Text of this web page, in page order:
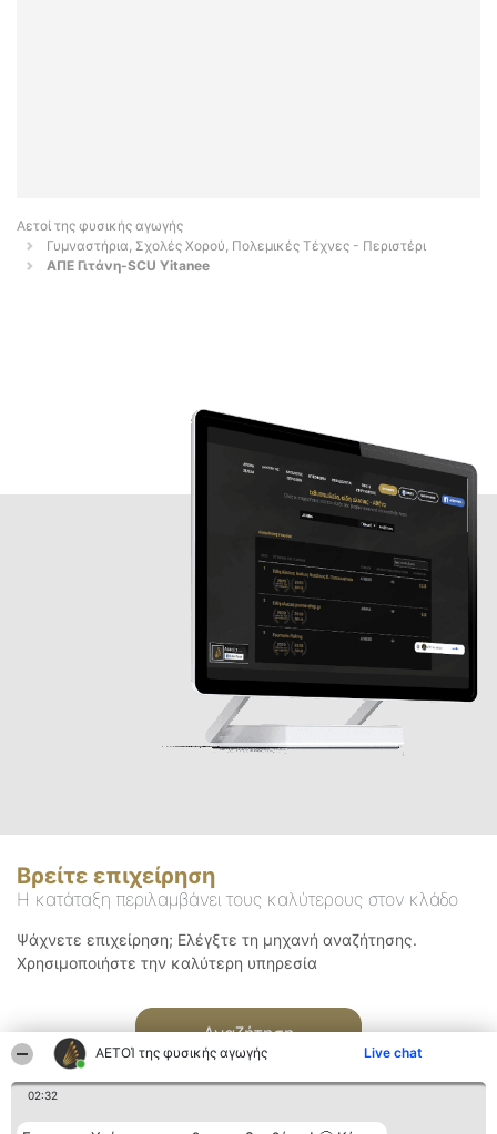
ΑΕΤΟΊ της φυσικής αγωγής Live chat
02:32
Αετοί της φυσικής αγωγής
Γυμναστήρια, Σχολές Χορού, Πολεμικές Τέχνες - Περιστέρι
ΑΠΕ Γιτάνη-SCU Yitanee
Βρείτε επιχείρηση
Η κατάταξη περιλαμβάνει τους καλύτερους στον κλάδο
Ψάχνετε επιχείρηση; Ελέγξτε τη μηχανή αναζήτησης.
Χρησιμοποιήστε την καλύτερη υπηρεσία
Αναζήτηση